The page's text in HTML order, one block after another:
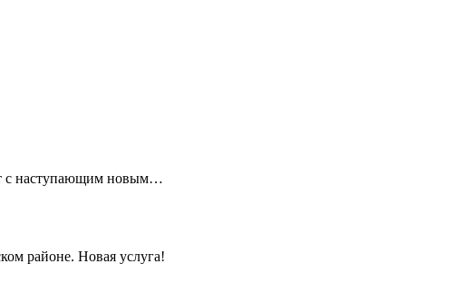
с наступающим новым…
районе. Новая услуга!